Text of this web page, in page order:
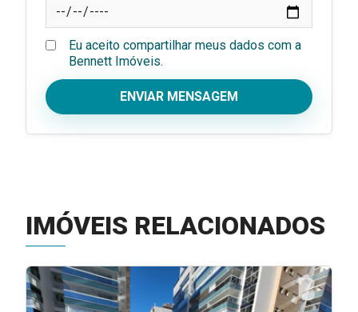
Eu aceito compartilhar meus dados com a
Bennett Imóveis.
ENVIAR MENSAGEM
IMÓVEIS RELACIONADOS